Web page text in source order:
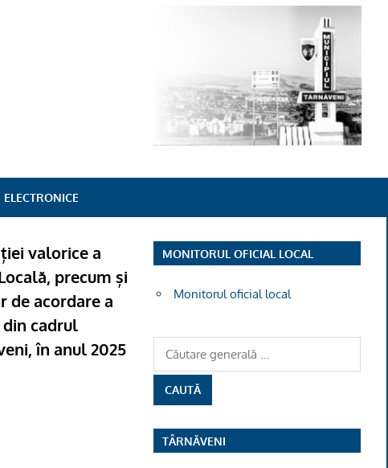
ELECTRONICE
valorice a
precum și
de acordare a
cadrul
în anul 2025
MONITORUL OFICIAL LOCAL
Monitorul oficial local
TÂRNĂVENI